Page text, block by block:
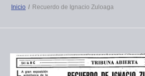
Inicio / Recuerdo de Ignacio Zuloaga